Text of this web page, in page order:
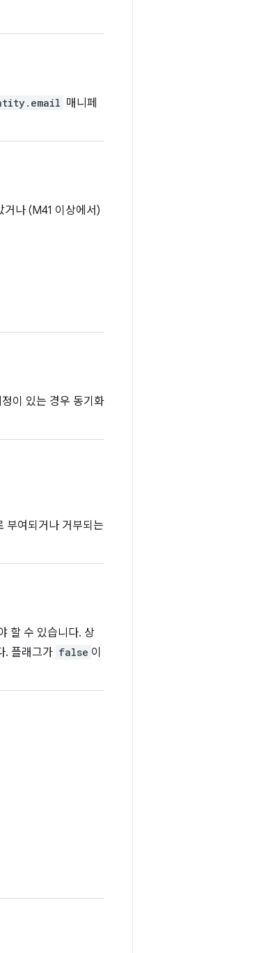
매니페
나 (M41 이상에서)
이 있는 경우 동기화
부여되거나 거부되는
할 수 있습니다. 상
. 플래그가 false 이